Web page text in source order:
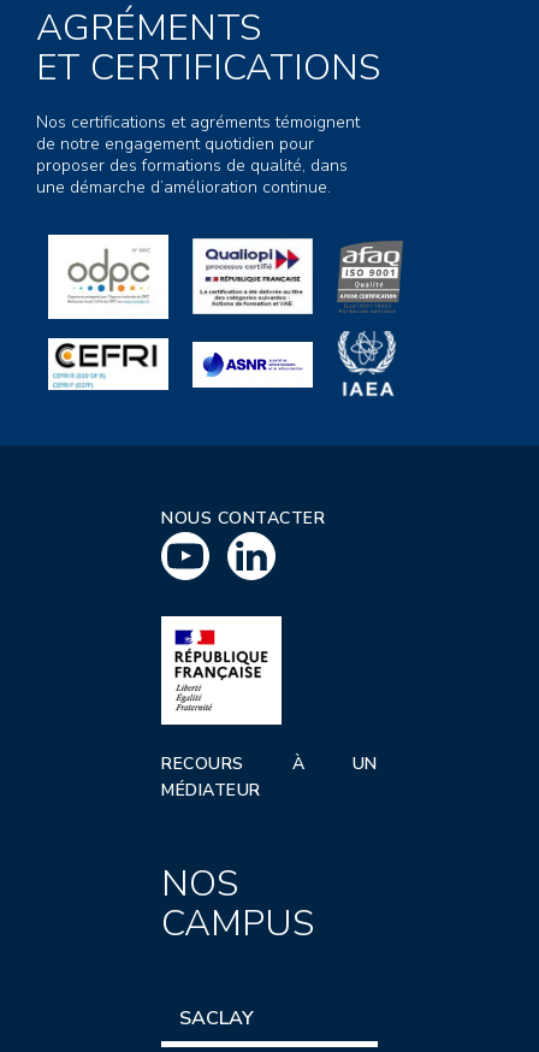
AGRÉMENTS
ET CERTIFICATIONS
Nos certifications et agréments témoignent
de notre engagement quotidien pour
proposer des formations de qualité, dans
une démarche d’amélioration continue.
NOUS CONTACTER
RECOURS À UN
MÉDIATEUR
NOS
CAMPUS
SACLAY